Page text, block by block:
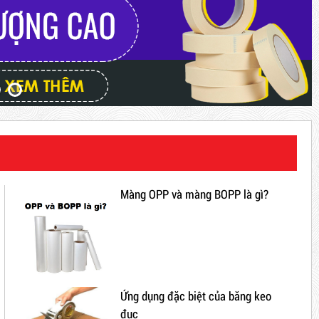
Màng OPP và màng BOPP là gì?
Ứng dụng đặc biệt của băng keo
đục